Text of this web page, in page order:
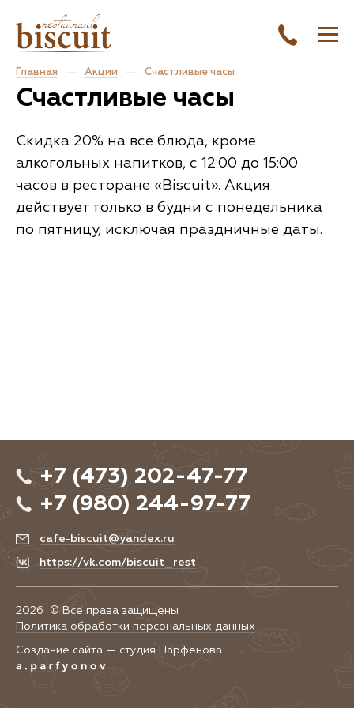
Главная Акции Счастливые часы
Счастливые часы
Скидка 20% на все блюда, кроме
алкогольных напитков, с 12:00 до 15:00
часов в ресторане «Biscuit». Акция
действует только в будни с понедельника
по пятницу, исключая праздничные даты.
cafe-biscuit@yandex.ru
https://vk.com/biscuit_rest
+7 (473) 202-47-77
+7 (980) 244-97-77
2026 © Все права защищены
Политика обработки персональных данных
Создание сайта — студия Парфёнова